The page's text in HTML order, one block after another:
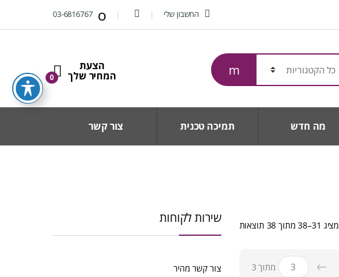
החשבון שלי 03-6816767
0
מה חדש תמיכה טכנית צור קשר
מציג 31–38 מתוך 38 תוצאות
ממוין
העדכני
← מתוך 3
שירות לקוחות
צור קשר מהיר